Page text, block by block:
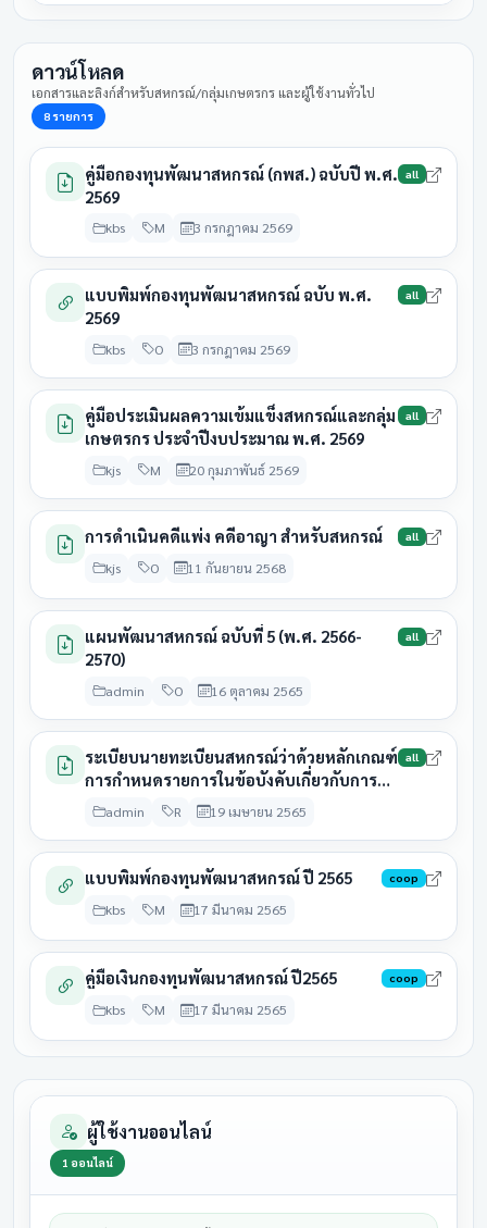
หว้า
31
มีนาคม
รอดำเนิน
สหกรณ์การเกษตรเพื่อการ
ตลาดลูกค้า ธ.ก.ส.ชัยภูมิ
2569
สหกรณ์การเกษตรเมือง
ชัยภูมิ
สหกรณ์การเกษตรลำประ
ทาว
31
มีนาคม
28 สิงหาคม
รอดำเนิน
group2
สถาบัน สิ้นปีบัญชี ครบกำหนด
กลุ่มเกษตรกรชาวสวนยาง
บ้านหลุบเพ็กคอนสวรรค์
31
2569
2569
รอดำเนิ
กลุ่มเกษตรกรทำนาโคกมั่ง
31
มีนาคม
2569
กลุ่มเกษตรกรทำนาหนองไผ่
31
2569
28 สิงหาคม
กลุ่มเกษตรกรทำไร่ยางหวาย
31
มีนาคม
2569
28 สิงหาคม
2569
รอดำเนิน
31
2569
2569
ประชุม
กลุ่มเกษตรกรเลี้ยงสัตว์สาม
31
มีนาคม
2569
สหกรณ์การเกษตรกู้ดินหินผา
ฟ้าน้ำ
31
28 สิงหาคม
สหกรณ์การเกษตรแก้งคร้อ
31
มีนาคม
2569
รอดำเนิ
สหกรณ์การเกษตร
คอนสวรรค์
2569
ดาวน์โหลด
เอกสารและลิงก์สำหรับสหกรณ์/กลุ่มเกษตรกร และผู้ใช้งานทั่วไป
8 รายการ
คู่มือกองทุนพัฒนาสหกรณ์ (กพส.) ฉบับปี พ.ศ.
2569
kbs M 3 กรกฎาคม 2569
all
แบบพิมพ์กองทุนพัฒนาสหกรณ์ ฉบับ พ.ศ.
2569
kbs O 3 กรกฎาคม 2569
all
คู่มือประเมินผลความเข้มแข็งสหกรณ์และกลุ่ม
เกษตรกร ประจำปีงบประมาณ พ.ศ. 2569
kjs M 20 กุมภาพันธ์ 2569
all
การดำเนินคดีแพ่ง คดีอาญา สำหรับสหกรณ์
kjs O 11 กันยายน 2568
all
แผนพัฒนาสหกรณ์ ฉบับที่ 5 (พ.ศ. 2566-
2570)
admin O 16 ตุลาคม 2565
all
ระเบียบนายทะเบียนสหกรณ์ว่าด้วยหลักเกณฑ์
การกำหนดรายการในข้อบังคับเกี่ยวกับการ
จ่ายคืนค่าหุ้นบางส่วนของสมาชิก
admin R 19 เมษายน 2565
all
แบบพิมพ์กองทุนพัฒนาสหกรณ์ ปี 2565
kbs M 17 มีนาคม 2565
coop
คู่มือเงินกองทุนพัฒนาสหกรณ์ ปี2565
kbs M 17 มีนาคม 2565
coop
ผู้ใช้งานออนไลน์
1 ออนไลน์